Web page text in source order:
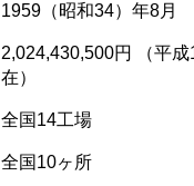
1959（昭和34）年8月
2,024,430,500円 （平
在）
全国14工場
全国10ヶ所